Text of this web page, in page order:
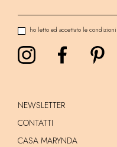
ho letto ed accettato le condizioni
NEWSLETTER
CONTATTI
CASA MARYNDA